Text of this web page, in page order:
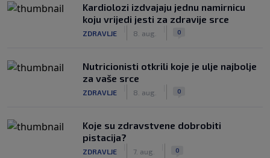
Kardiolozi izdvajaju jednu namirnicu
koju vrijedi jesti za zdravije srce
ZDRAVLJE 8. aug. 0
Nutricionisti otkrili koje je ulje najbolje
za vaše srce
ZDRAVLJE 8. aug. 0
Koje su zdravstvene dobrobiti
pistacija?
ZDRAVLJE 7. aug. 0